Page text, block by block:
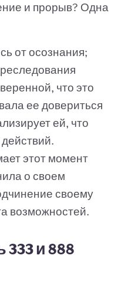
и прорыв? Одна
от осознания;
что это
ее довериться
ей, что
этот момент
о своем
своему
возможностей.
333 и 888